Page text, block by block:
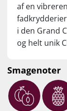
af en
i den Grand
og helt unik
høståret.
Smagenoter